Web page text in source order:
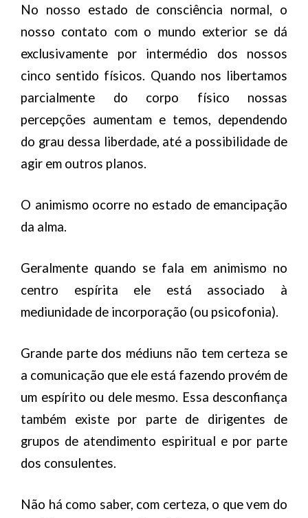
No nosso estado de consciência normal, o
nosso contato com o mundo exterior se dá
exclusivamente por intermédio dos nossos
cinco sentido físicos. Quando nos libertamos
parcialmente do corpo físico nossas
percepções aumentam e temos, dependendo
do grau dessa liberdade, até a possibilidade de
agir em outros planos.
O animismo ocorre no estado de emancipação
da alma.
Geralmente quando se fala em animismo no
centro espírita ele está associado à
mediunidade de incorporação (ou psicofonia).
Grande parte dos médiuns não tem certeza se
a comunicação que ele está fazendo provém de
um espírito ou dele mesmo. Essa desconfiança
também existe por parte de dirigentes de
grupos de atendimento espiritual e por parte
dos consulentes.
Não há como saber, com certeza, o que vem do